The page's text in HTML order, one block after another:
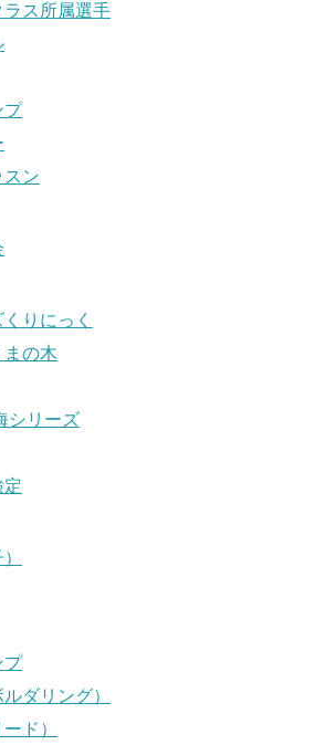
ス所属選手
プ
スン
りにっく
の木
シリーズ
定
プ
ダリング）
ド）